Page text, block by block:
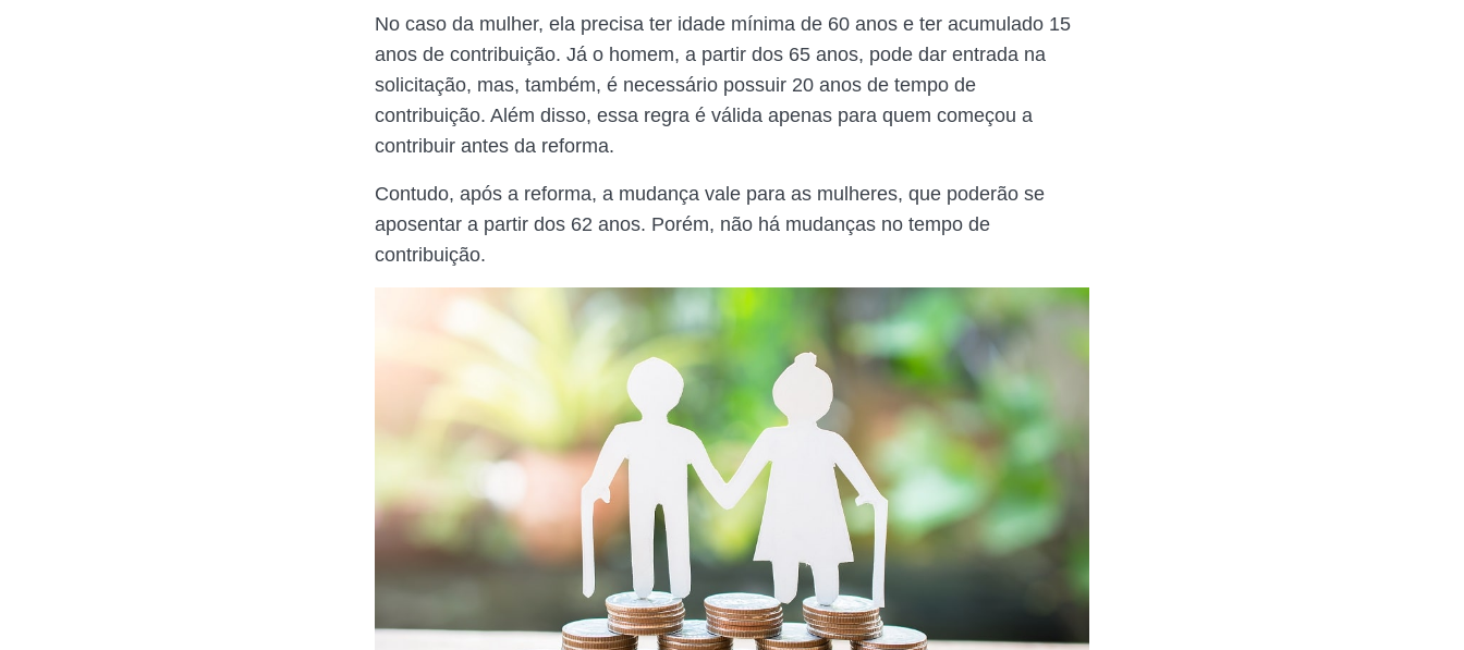
No caso da mulher, ela precisa ter idade mínima de 60 anos e ter acumulado 15
anos de contribuição. Já o homem, a partir dos 65 anos, pode dar entrada na
solicitação, mas, também, é necessário possuir 20 anos de tempo de
contribuição. Além disso, essa regra é válida apenas para quem começou a
contribuir antes da reforma.
Contudo, após a reforma, a mudança vale para as mulheres, que poderão se
aposentar a partir dos 62 anos. Porém, não há mudanças no tempo de
contribuição.